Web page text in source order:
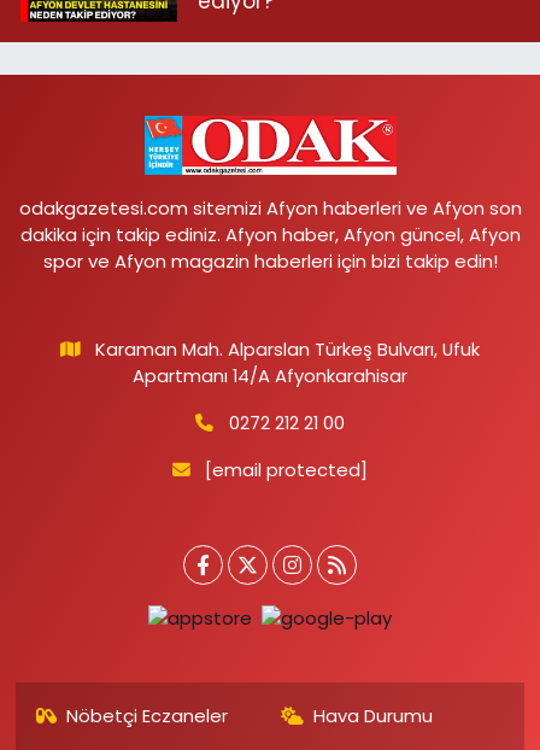
odakgazetesi.com sitemizi Afyon haberleri ve Afyon son
dakika için takip ediniz. Afyon haber, Afyon güncel, Afyon
spor ve Afyon magazin haberleri için bizi takip edin!
Karaman Mah. Alparslan Türkeş Bulvarı, Ufuk
Apartmanı 14/A Afyonkarahisar
0272 212 21 00
[email protected]
Nöbetçi Eczaneler Hava Durumu